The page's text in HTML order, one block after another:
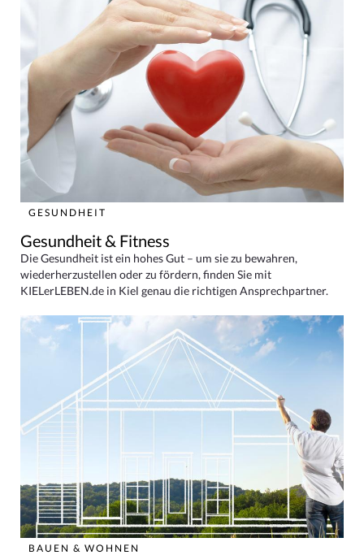
GESUNDHEIT
Gesundheit & Fitness
Die Gesundheit ist ein hohes Gut – um sie zu bewahren,
wiederherzustellen oder zu fördern, finden Sie mit
KIELerLEBEN.de in Kiel genau die richtigen Ansprechpartner.
BAUEN & WOHNEN